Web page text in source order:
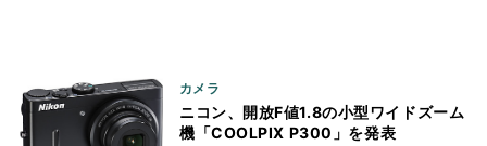
カメラ
ニコン、開放F値1.8の小型ワイドズーム
機「COOLPIX P300」を発表